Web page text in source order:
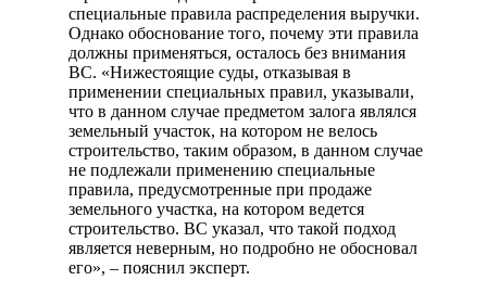
специальные правила распределения выручки.
Однако обоснование того, почему эти правила
должны применяться, осталось без внимания
ВС. «Нижестоящие суды, отказывая в
применении специальных правил, указывали,
что в данном случае предметом залога являлся
земельный участок, на котором не велось
строительство, таким образом, в данном случае
не подлежали применению специальные
правила, предусмотренные при продаже
земельного участка, на котором ведется
строительство. ВС указал, что такой подход
является неверным, но подробно не обосновал
его», – пояснил эксперт.